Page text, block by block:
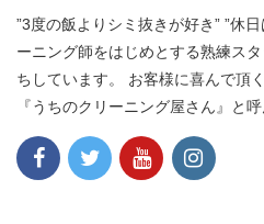
”3度の飯よりシミ抜きが好き” ”休
ーニング師をはじめとする熟練ス
ちしています。 お客様に喜んで頂
『うちのクリーニング屋さん』と呼